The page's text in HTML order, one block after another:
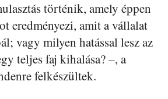
történik, amely éppen
eredményezi, amit a vállalat
vagy milyen hatással lesz az
teljes faj kihalása? –, a
felkészültek.